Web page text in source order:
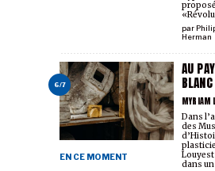
par
Herman
6/7
AU
BLANC
MYRIAM
EN CE MOMENT
Dans
des
dans